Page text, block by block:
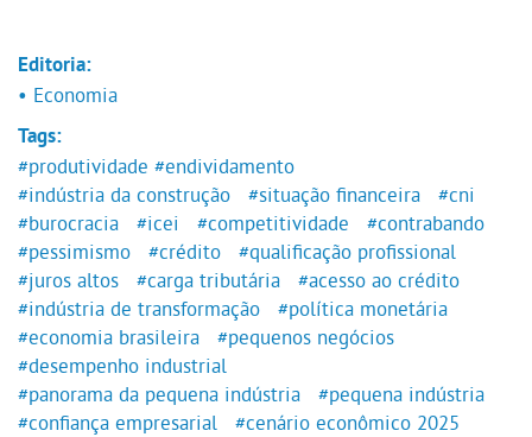
Editoria:
• Economia
Tags:
#produtividade #endividamento
#indústria da construção
#situação financeira
#cni
#burocracia
#icei #competitividade
#contrabando
#pessimismo
#crédito
#qualificação profissional
#juros altos
#carga tributária
#acesso ao crédito
#indústria de transformação
#política monetária
#economia brasileira
#pequenos negócios
#desempenho industrial
#panorama da pequena indústria
#pequena indústria
#confiança empresarial
#cenário econômico 2025